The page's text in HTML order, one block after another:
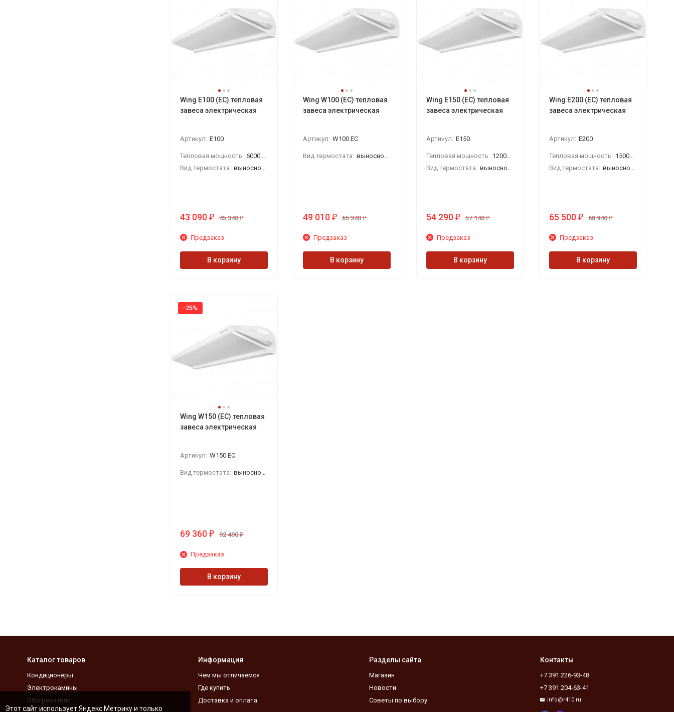
Этот сайт использует Яндекс.Метрику и только
Производятся в Польше.
Wing E100 (EC) тепловая
завеса электрическая
Артикул: E100
Тепловая мощность: 6000 Вт
Вид термостата: выносной настенный
43 090 ₽ 45 340 ₽
Предзаказ
В корзину
Wing W100 (EC) тепловая
завеса электрическая
Артикул: W100 EC
Вид термостата: выносной настенный
49 010 ₽ 65 340 ₽
Предзаказ
В корзину
Wing E150 (EC) тепловая
завеса электрическая
Артикул: E150
Тепловая мощность: 12000 Вт
Вид термостата: выносной настенный
54 290 ₽ 57 140 ₽
Предзаказ
В корзину
Wing E200 (EC) тепловая
завеса электрическая
Артикул: E200
Тепловая мощность: 15000 Вт
Вид термостата: выносной настенный
65 500 ₽ 68 940 ₽
Предзаказ
В корзину
-25%
Wing W150 (EC) тепловая
завеса электрическая
Артикул: W150 EC
Вид термостата: выносной настенный
69 360 ₽ 92 490 ₽
Предзаказ
В корзину
Каталог товаров
Кондиционеры
Электрокамины
Обогреватели
Информация
Чем мы отличаемся
Где купить
Доставка и оплата
Разделы сайта
Магазин
Новости
Советы по выбору
Контакты
+7 391 226-93-48
+7 391 204-63-41
info@r410.ru